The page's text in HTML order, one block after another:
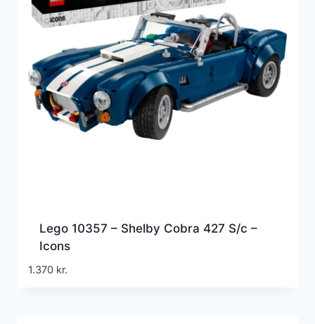
Lego 10357 – Shelby Cobra 427 S/c –
Icons
1.370 kr.